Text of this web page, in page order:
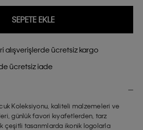
SEPETE EKLE
alışverişlerde ücretsiz kargo
ücretsiz iade
Koleksiyonu, kaliteli malzemeleri ve
günlük favori kıyafetlerden, tarz
çeşitli tasarımlarda ikonik logolarla